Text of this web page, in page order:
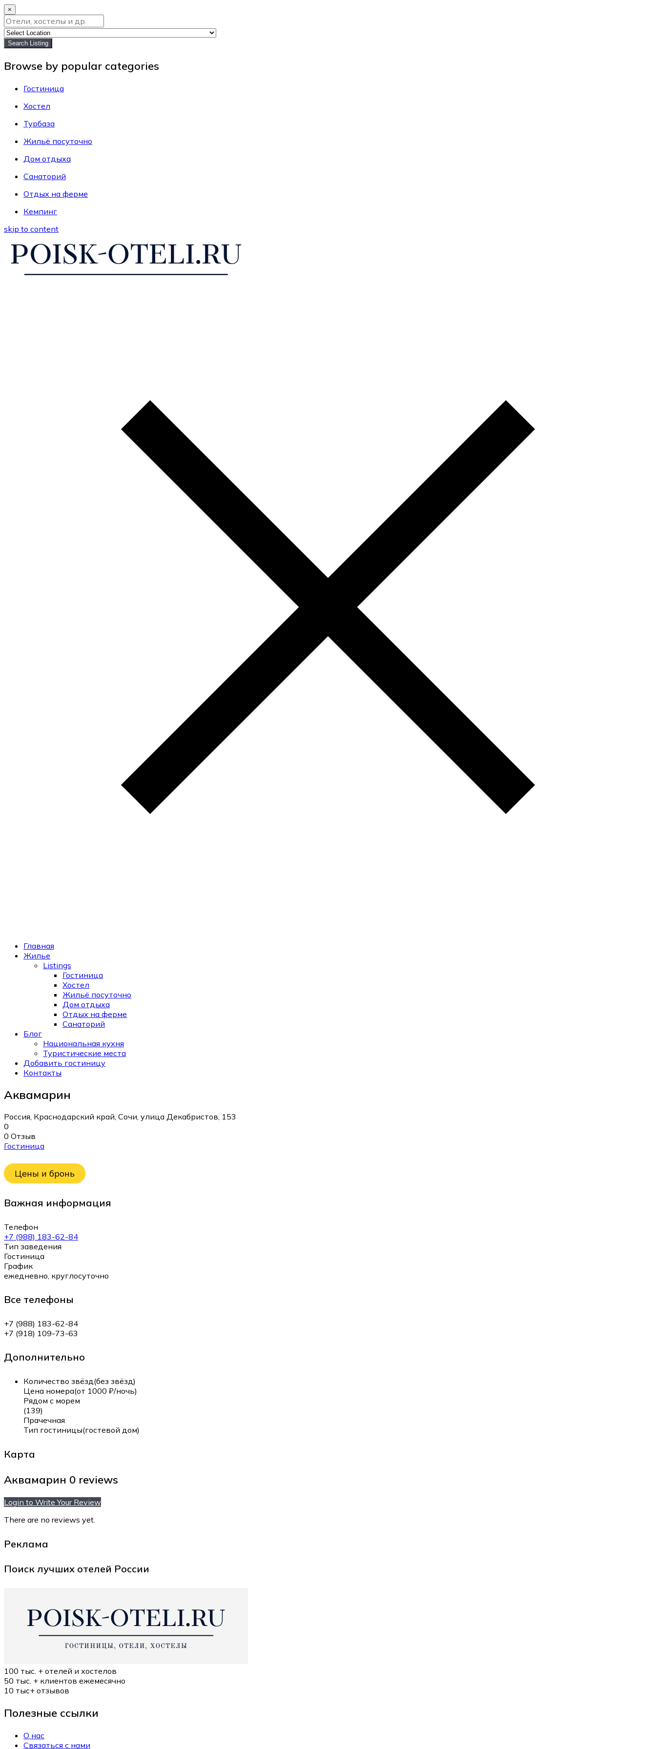
×
Search Listing
Browse by popular categories
Гостиница
Хостел
Турбаза
Жильё посуточно
Дом отдыха
Санаторий
Отдых на ферме
Кемпинг
skip to content
Главная
Жилье
Listings
Гостиница
Хостел
Жильё посуточно
Дом отдыха
Отдых на ферме
Санаторий
Блог
Национальная кухня
Туристические места
Добавить гостиницу
Контакты
Аквамарин
Россия, Краснодарский край, Сочи, улица Декабристов, 153
0
0 Отзыв
Гостиница
Цены и бронь
Важная информация
Телефон
+7 (988) 183-62-84
Тип заведения
Гостиница
График
ежедневно, круглосуточно
Все телефоны
+7 (988) 183-62-84
+7 (918) 109-73-63
Дополнительно
Количество звёзд(без звёзд)
Цена номера(от 1000 ₽/ночь)
Рядом с морем
(139)
Прачечная
Тип гостиницы(гостевой дом)
Карта
Аквамарин 0 reviews
Login to Write Your Review
There are no reviews yet.
Реклама
Поиск лучших отелей России
100 тыс. + отелей и хостелов
50 тыс. + клиентов ежемесячно
10 тыс+ отзывов
Полезные ссылки
О нас
Связаться с нами